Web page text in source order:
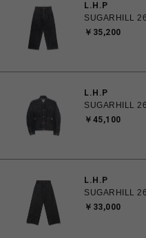
L.H.P
￥35,200
L.H.P
SUGARHILL
￥45,100
L.H.P
SUGARHILL
￥33,000